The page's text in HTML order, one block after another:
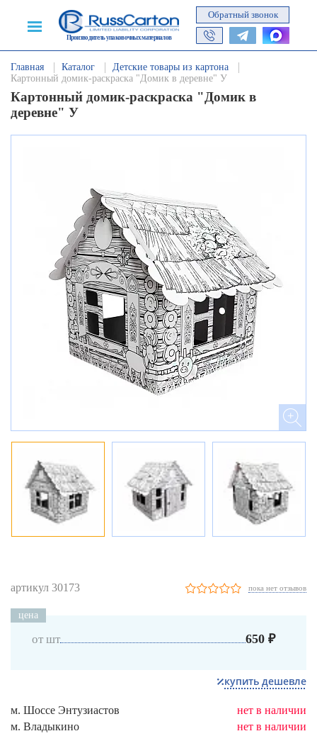
Производитель упаковочных материалов
Обратный звонок
Главная Каталог
Детские товары из картона
Картонный домик-раскраска "Домик в деревне" У
Картонный домик-раскраска "Домик в
деревне" У
артикул 30173 пока нет отзывов
цена
от шт 650 ₽
купить дешевле
м. Шоссе Энтузиастов
нет в наличии
м. Владыкино
нет в наличии